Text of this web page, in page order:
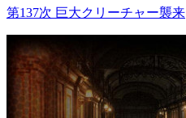
第137次 巨大クリーチャー襲来